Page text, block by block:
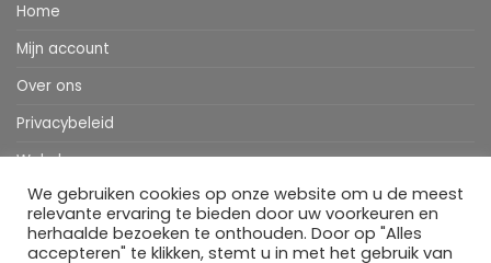
Home
Mijn account
Over ons
Privacybeleid
Webshop
Winkelwagen
We gebruiken cookies op onze website om u de meest
relevante ervaring te bieden door uw voorkeuren en
herhaalde bezoeken te onthouden. Door op "Alles
accepteren" te klikken, stemt u in met het gebruik van